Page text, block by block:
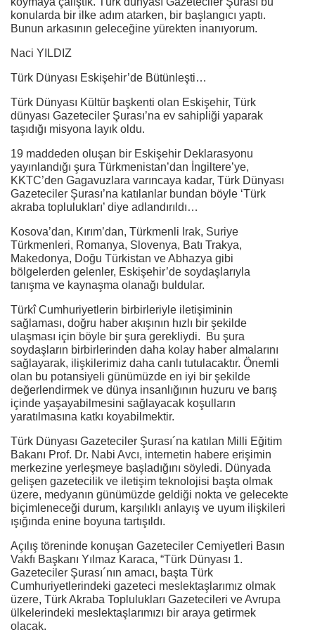
konularda bir ilke adım atarken, bir başlangıcı yaptı.
Bunun arkasının geleceğine yürekten inanıyorum.
Naci YILDIZ
Türk Dünyası Eskişehir’de Bütünleşti…
Türk Dünyası Kültür başkenti olan Eskişehir, Türk
dünyası Gazeteciler Şurası’na ev sahipliği yaparak
taşıdığı misyona layık oldu.
19 maddeden oluşan bir Eskişehir Deklarasyonu
yayınlandığı şura Türkmenistan’dan İngiltere’ye,
KKTC’den Gagavuzlara varıncaya kadar, Türk Dünyası
Gazeteciler Şurası’na katılanlar bundan böyle ‘Türk
akraba toplulukları’ diye adlandırıldı…
Kosova’dan, Kırım’dan, Türkmenli Irak, Suriye
Türkmenleri, Romanya, Slovenya, Batı Trakya,
Makedonya, Doğu Türkistan ve Abhazya gibi
bölgelerden gelenler, Eskişehir’de soydaşlarıyla
tanışma ve kaynaşma olanağı buldular.
Türkî Cumhuriyetlerin birbirleriyle iletişiminin
sağlaması, doğru haber akışının hızlı bir şekilde
ulaşması için böyle bir şura gerekliydi. Bu şura
soydaşların birbirlerinden daha kolay haber almalarını
sağlayarak, ilişkilerimiz daha canlı tutulacaktır. Önemli
olan bu potansiyeli günümüzde en iyi bir şekilde
değerlendirmek ve dünya insanlığının huzuru ve barış
içinde yaşayabilmesini sağlayacak koşulların
yaratılmasına katkı koyabilmektir.
Türk Dünyası Gazeteciler Şurası´na katılan Milli Eğitim
Bakanı Prof. Dr. Nabi Avcı, internetin habere erişimin
merkezine yerleşmeye başladığını söyledi. Dünyada
gelişen gazetecilik ve iletişim teknolojisi başta olmak
üzere, medyanın günümüzde geldiği nokta ve gelecekte
biçimleneceği durum, karşılıklı anlayış ve uyum ilişkileri
ışığında enine boyuna tartışıldı.
Açılış töreninde konuşan Gazeteciler Cemiyetleri Basın
Vakfı Başkanı Yılmaz Karaca, “Türk Dünyası 1.
Gazeteciler Şurası´nın amacı, başta Türk
Cumhuriyetlerindeki gazeteci meslektaşlarımız olmak
üzere, Türk Akraba Toplulukları Gazetecileri ve Avrupa
ülkelerindeki meslektaşlarımızı bir araya getirmek
olacak.